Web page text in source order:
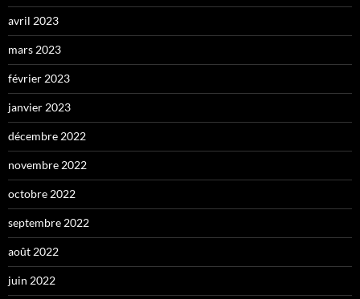
avril 2023
mars 2023
février 2023
janvier 2023
décembre 2022
novembre 2022
octobre 2022
septembre 2022
août 2022
juin 2022